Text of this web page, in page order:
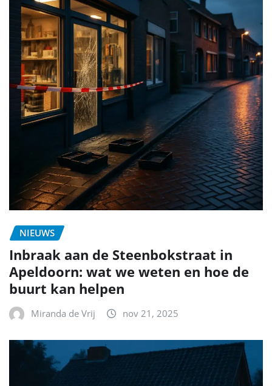
NIEUWS
Inbraak aan de Steenbokstraat in
Apeldoorn: wat we weten en hoe de
buurt kan helpen
Miranda de Vrij nov 21, 2025